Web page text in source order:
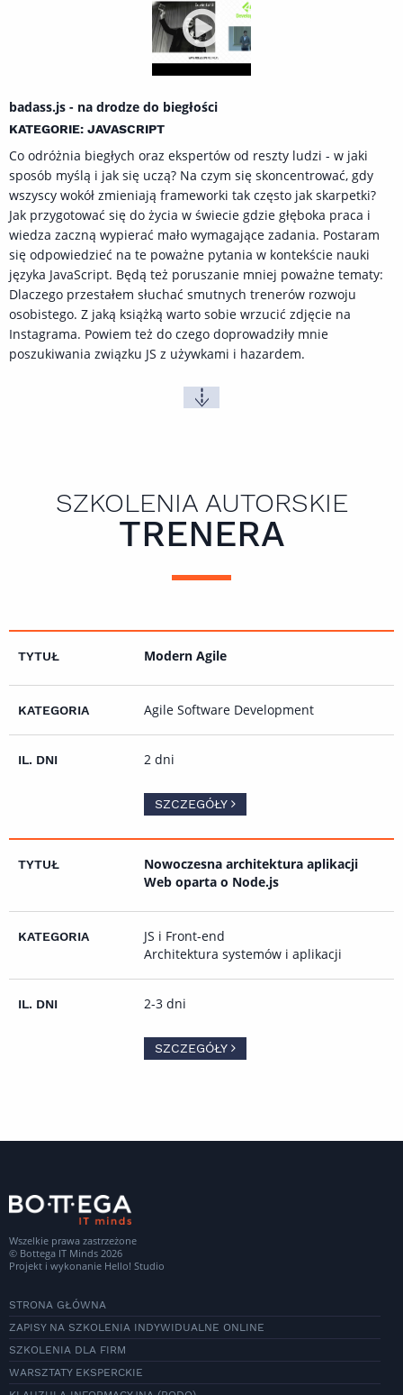
badass.js - na drodze do biegłości
KATEGORIE: JAVASCRIPT
Co odróżnia biegłych oraz ekspertów od reszty ludzi - w jaki
sposób myślą i jak się uczą? Na czym się skoncentrować, gdy
wszyscy wokół zmieniają frameworki tak często jak skarpetki?
Jak przygotować się do życia w świecie gdzie głęboka praca i
wiedza zaczną wypierać mało wymagające zadania. Postaram
się odpowiedzieć na te poważne pytania w kontekście nauki
języka JavaScript. Będą też poruszanie mniej poważne tematy:
Dlaczego przestałem słuchać smutnych trenerów rozwoju
osobistego. Z jaką książką warto sobie wrzucić zdjęcie na
Instagrama. Powiem też do czego doprowadziły mnie
poszukiwania związku JS z używkami i hazardem.
SZKOLENIA AUTORSKIE
TRENERA
Modern Agile
Agile Software Development
2 dni
SZCZEGÓŁY
Nowoczesna architektura aplikacji
Web oparta o Node.js
JS i Front-end
Architektura systemów i aplikacji
2-3 dni
SZCZEGÓŁY
Wszelkie prawa zastrzeżone
© Bottega IT Minds 2026
Projekt i wykonanie Hello! Studio
STRONA GŁÓWNA
ZAPISY NA SZKOLENIA INDYWIDUALNE ONLINE
SZKOLENIA DLA FIRM
WARSZTATY EKSPERCKIE